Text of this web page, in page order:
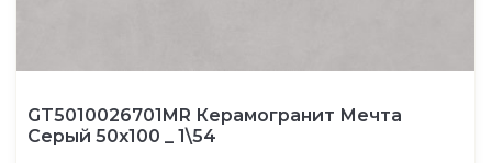
GT5010026701MR Керамогранит Мечта
Серый 50x100 _ 1\54